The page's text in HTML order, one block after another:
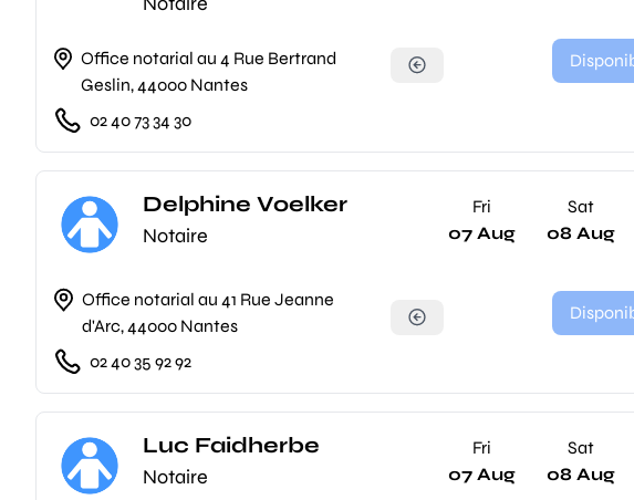
Office notarial au 4 Rue Bertrand
Geslin, 44000 Nantes
02 40 73 34 30
Delphine Voelker
Notaire
Office notarial au 41 Rue Jeanne
d'Arc, 44000 Nantes
02 40 35 92 92
Fri
07 Aug
Sat
08 Aug
Luc Faidherbe
Notaire
Fri
07 Aug
Sat
08 Aug